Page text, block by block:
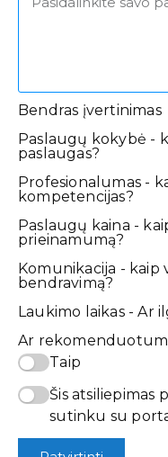
Bendras įvertinimas
Paslaugų kokybė -
paslaugas?
Profesionalumas -
kompetencijas?
Paslaugų kaina -
prieinamumą?
Komunikacija -
bendravimą?
Laukimo laikas - Ar
Ar
Taip
Šis atsiliepimas
sutinku su